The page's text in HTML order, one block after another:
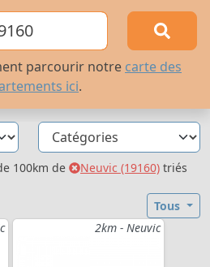
parcourir notre carte des
ici.
100km de Neuvic (19160) triés
Tous
2km - Neuvic